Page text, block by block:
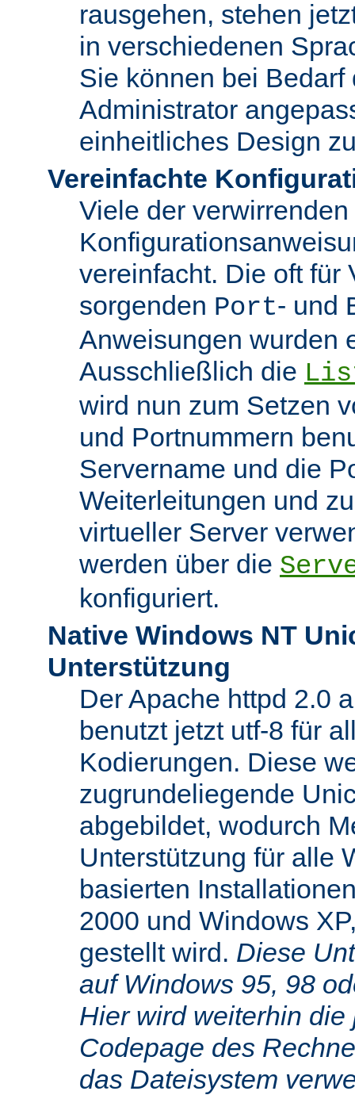
rausgehen, stehen
in verschiedenen
Sie können bei Bedarf
Administrator
einheitliches Design
Vereinfachte
Viele der verwirrenden
vereinfacht. Die oft für
sorgenden Port- und
Anweisungen wurden
Ausschließlich die
wird nun zum Setzen
und Portnummern
Servername und die
Weiterleitungen und
virtueller Server
werden über die
konfiguriert.
Native Windows NT
Unterstützung
Der Apache httpd 2.0
benutzt jetzt utf-8 für
Kodierungen. Diese
zugrundeliegende
abgebildet, wodurch
Unterstützung für alle
basierten
2000 und Windows
gestellt wird. Diese
auf Windows 95, 98
Hier wird weiterhin
Codepage des
das Dateisystem